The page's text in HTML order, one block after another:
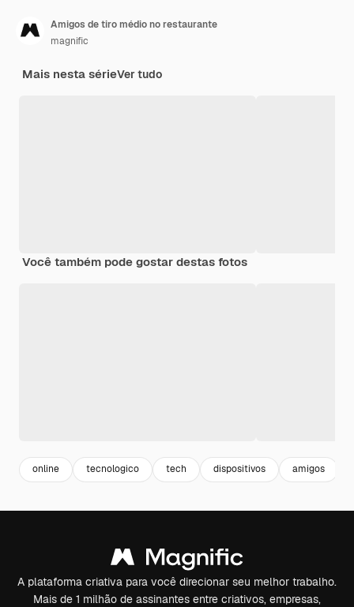
Amigos de tiro médio no restaurante
magnific
Mais nesta sérieVer tudo
Você também pode gostar destas fotos
online tecnologico tech dispositivos amigos
A plataforma criativa para você direcionar seu melhor trabalho.
Mais de 1 milhão de assinantes entre criativos, empresas,